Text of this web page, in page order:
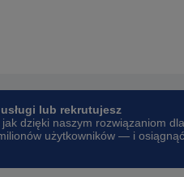
lub rekrutujesz
dzięki naszym rozwiązaniom dla
użytkowników — i osiągnąć